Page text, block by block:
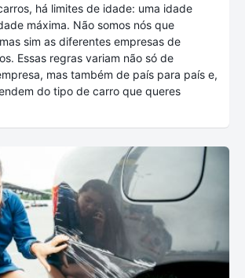
há limites de idade: uma idade
máxima. Não somos nós que
sim as diferentes empresas de
Essas regras variam não só de
mas também de país para país e,
do tipo de carro que queres